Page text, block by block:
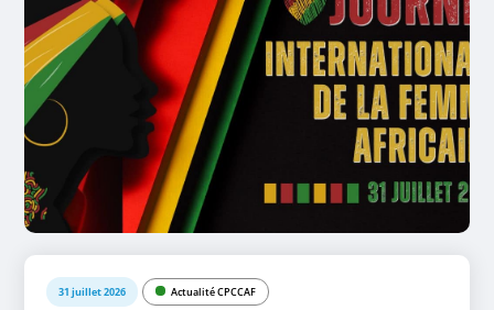
31 juillet 2026 Actualité CPCCAF